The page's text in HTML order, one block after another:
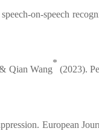
on-speech
Qian Wang
*
(2023).
European